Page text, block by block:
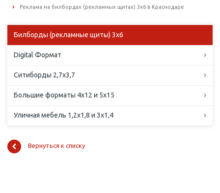
Реклама на билбордах (рекламных щитах) 3х6 в Краснодаре
Билборды (рекламные щиты) 3х6
Digital Формат
Ситиборды 2,7х3,7
Большие форматы 4х12 и 5х15
Уличная мебель 1,2х1,8 и 3х1,4
Вернуться к списку